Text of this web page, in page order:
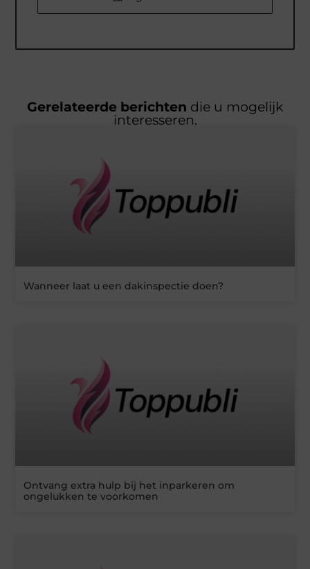
Gerelateerde berichten die u mogelijk
interesseren.
Wanneer laat u een dakinspectie doen?
Ontvang extra hulp bij het inparkeren om
ongelukken te voorkomen